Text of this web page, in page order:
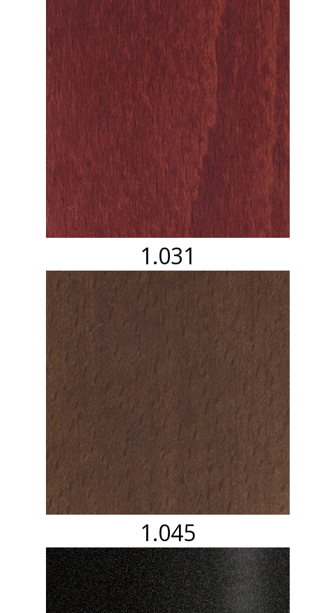
1.031
1.045